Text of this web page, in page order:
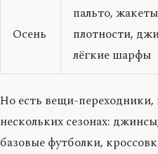
Осень
пальто,
плотности,
лёгкие шарфы
Но есть вещи-переходники,
нескольких сезонах:
базовые футболки,